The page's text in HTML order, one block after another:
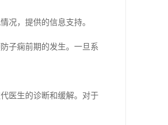
况，提供的信息支持。
子痫前期的发生。一旦系
医生的诊断和缓解。对于